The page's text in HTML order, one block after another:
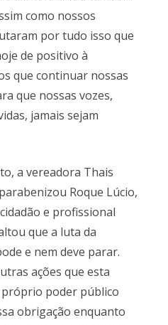
como nossos
por tudo isso que
de positivo à
que continuar nossas
que nossas vozes,
jamais sejam
a vereadora Thais
Roque Lúcio,
e profissional
que a luta da
e nem deve parar.
ações que esta
próprio poder público
obrigação enquanto